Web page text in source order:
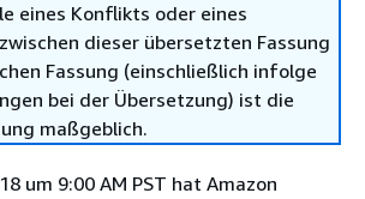
eines Konflikts oder eines
dieser übersetzten Fassung
Fassung (einschließlich infolge
bei der Übersetzung) ist die
maßgeblich.
um 9:00 AM PST hat Amazon